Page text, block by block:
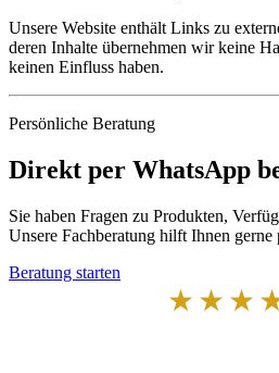
Unsere Website enthält Links zu
deren Inhalte übernehmen wir keine
keinen Einfluss haben.
Persönliche Beratung
Direkt per WhatsApp
Sie haben Fragen zu Produkten,
Unsere Fachberatung hilft Ihnen gerne
Beratung starten